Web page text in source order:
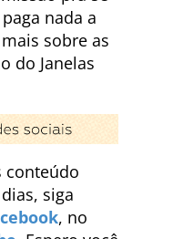
nada a
sobre as
do Janelas
conteúdo
siga
, no